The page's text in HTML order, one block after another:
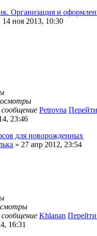
Организация и
14 ноя 2013, 10:30
сообщение Petrovna
23:46
для новорожденных
» 27 апр 2012, 23:54
сообщение Khlanan
16:31